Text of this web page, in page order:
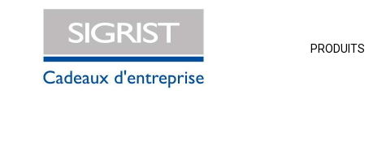
PRODUITS